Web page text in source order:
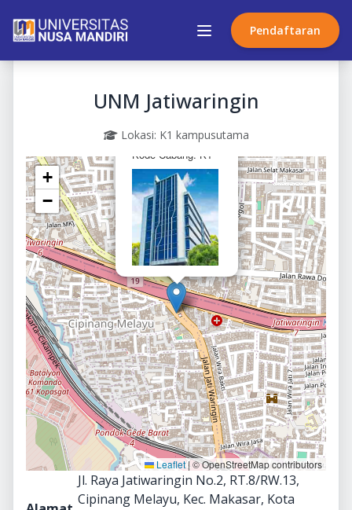
Pendaftaran
UNM Jatiwaringin
Lokasi: K1 kampusutama
UNM Jatiwaringin
Kode Cabang: K1
×
+
−
Leaflet|© OpenStreetMap contributors
Jl. Raya Jatiwaringin No.2, RT.8/RW.13,
Cipinang Melayu, Kec. Makasar, Kota